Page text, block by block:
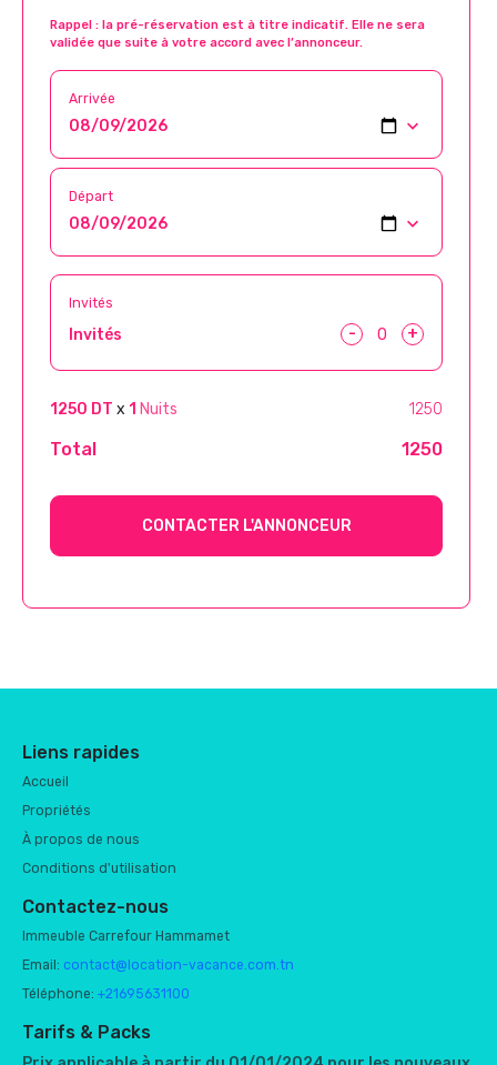
Rappel : la pré-réservation est à titre indicatif. Elle ne sera
validée que suite à votre accord avec l’annonceur.
Arrivée
Départ
Invités
Invités - +
1250 DT x 1 Nuits 1250
Total 1250
CONTACTER L'ANNONCEUR
Liens rapides
Accueil
Propriétés
À propos de nous
Conditions d'utilisation
Contactez-nous
Immeuble Carrefour Hammamet
Email: contact@location-vacance.com.tn
Téléphone: +21695631100
Tarifs & Packs